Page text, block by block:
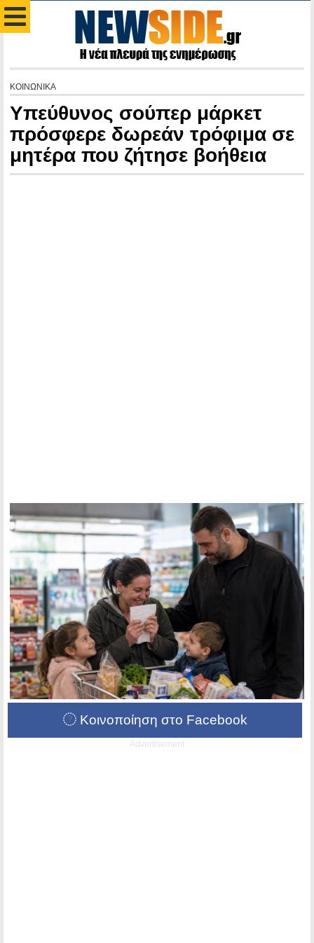
ΚΟΙΝΩΝΙΚΑ
Υπεύθυνος σούπερ μάρκετ
πρόσφερε δωρεάν τρόφιμα σε
μητέρα που ζήτησε βοήθεια
Κοινοποίηση στο Facebook
Advertisement